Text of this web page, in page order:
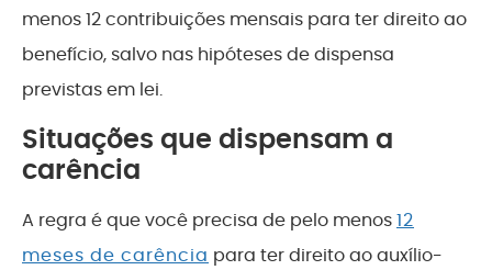
menos 12 contribuições mensais para ter direito ao
benefício, salvo nas hipóteses de dispensa
previstas em lei.
Situações que dispensam a
carência
A regra é que você precisa de pelo menos12
meses de carência para ter direito ao auxílio-